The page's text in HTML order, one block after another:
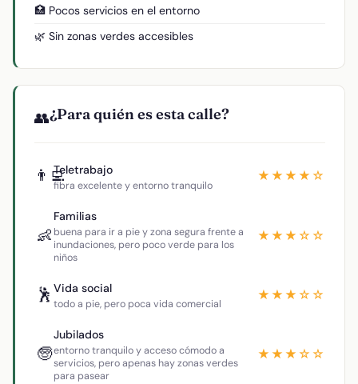
🏥 Pocos servicios en el entorno
🌿 Sin zonas verdes accesibles
👥¿Para quién es esta calle?
👨‍💻Teletrabajo
fibra excelente y entorno tranquilo
★★★★☆
👶
Familias
buena para ir a pie y zona segura frente a
inundaciones, pero poco verde para los
niños
★★★☆☆
🕺 Vida social
todo a pie, pero poca vida comercial
★★★☆☆
🧓
Jubilados
entorno tranquilo y acceso cómodo a
servicios, pero apenas hay zonas verdes
para pasear
★★★☆☆